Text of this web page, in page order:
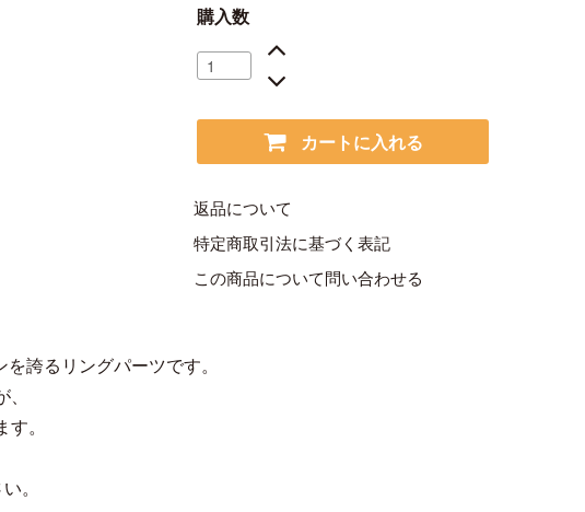
購入数
カートに入れる
返品について
特定商取引法に基づく表記
この商品について問い合わせる
誇るリングパーツです。
。
。